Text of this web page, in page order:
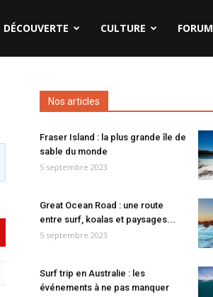
DÉCOUVERTE CULTURE FORUM
Nos articles
Fraser Island : la plus grande île de
sable du monde
5 septembre 2023
Great Ocean Road : une route
entre surf, koalas et paysages...
5 septembre 2023
Surf trip en Australie : les
événements à ne pas manquer